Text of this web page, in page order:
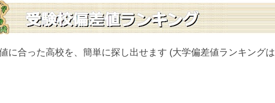
に合った高校を、簡単に探し出せます (大学偏差値ランキングは